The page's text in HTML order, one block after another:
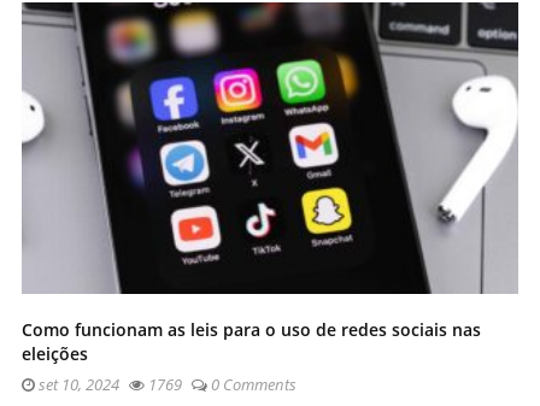
Como funcionam as leis para o uso de redes sociais nas
eleições
set 10, 2024 1769
0 Comments